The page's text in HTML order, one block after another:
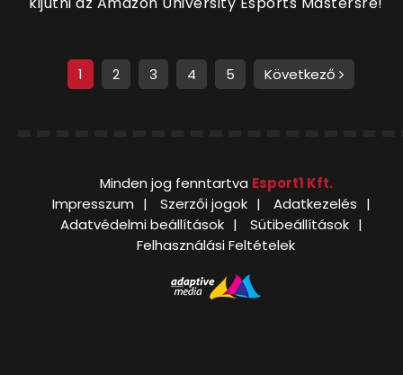
1 2 3 4 5 Következő
Minden jog fenntartva Esport1 Kft.
Impresszum
Szerzői jogok
Adatkezelés
Adatvédelmi beállítások
Sütibeállítások
Felhasználási Feltételek